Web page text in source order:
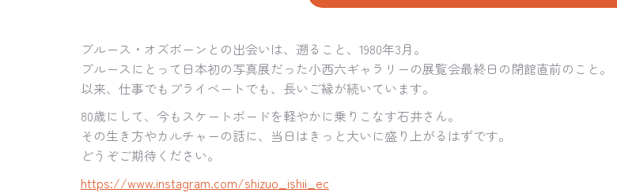
ブルース・オズボーンとの出会いは、遡ること、1980年3月。
ブルースにとって日本初の写真展だった小西六ギャラリーの展覧会最終日の閉館直前のこと。
以来、仕事でもプライベートでも、長いご縁が続いています。
80歳にして、今もスケートボードを軽やかに乗りこなす石井さん。
その生き方やカルチャーの話に、当日はきっと大いに盛り上がるはずです。
どうぞご期待ください。
https://www.instagram.com/shizuo_ishii_ec